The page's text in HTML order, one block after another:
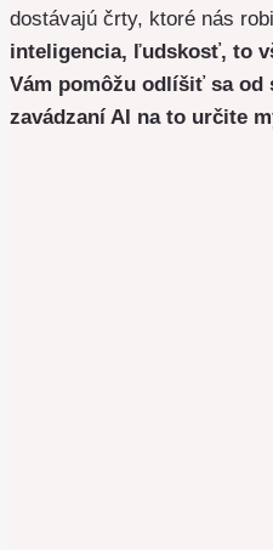
dostávajú črty, ktoré nás
inteligencia, ľudskosť, to
Vám pomôžu odlíšiť sa od
zavádzaní AI na to určite